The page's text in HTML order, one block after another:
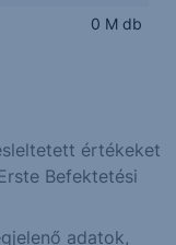
0 M db
értékeket
Befektetési
adatok,